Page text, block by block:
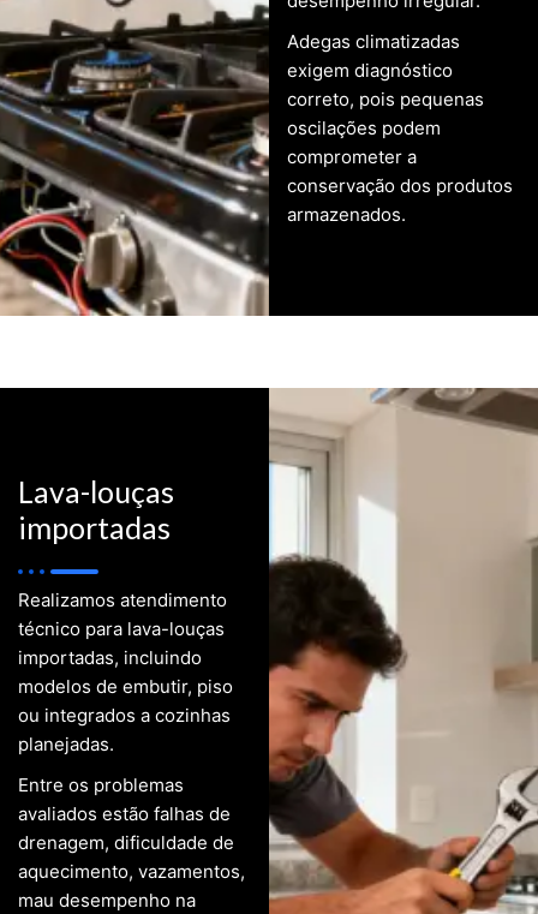
Adegas climatizadas
exigem diagnóstico
correto, pois pequenas
oscilações podem
comprometer a
conservação dos produtos
armazenados.
Lava-louças
importadas
Realizamos atendimento
técnico para lava-louças
importadas, incluindo
modelos de embutir, piso
ou integrados a cozinhas
planejadas.
Entre os problemas
avaliados estão falhas de
drenagem, dificuldade de
aquecimento, vazamentos,
mau desempenho na